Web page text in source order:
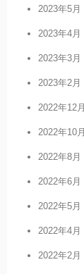
2023年5月
2023年4月
2023年3月
2023年2月
2022年12月
2022年10月
2022年8月
2022年6月
2022年5月
2022年4月
2022年2月